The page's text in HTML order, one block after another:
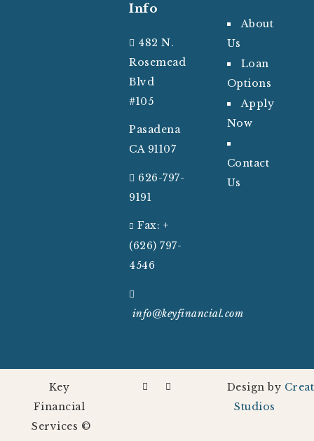
Info
482 N.
Rosemead
Blvd
#105
Pasadena
CA 91107
626-797-
9191
Fax: +
(626) 797-
4546
info@keyfinancial.com
About
Us
Loan
Options
Apply
Now
Contact
Us
Key
Financial
Services ©
Design by
Studios